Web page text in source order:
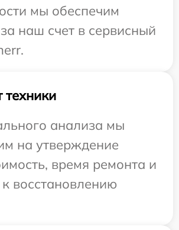
мы обеспечим
наш счет в сервисный
техники
анализа мы
на утверждение
время ремонта и
восстановлению